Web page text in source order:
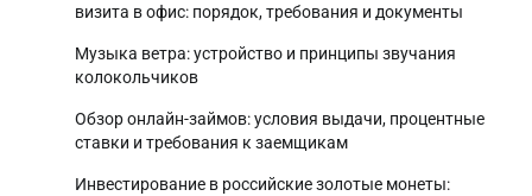
визита в офис: порядок, требования и документы
Музыка ветра: устройство и принципы звучания
колокольчиков
Обзор онлайн-займов: условия выдачи, процентные
ставки и требования к заемщикам
Инвестирование в российские золотые монеты: